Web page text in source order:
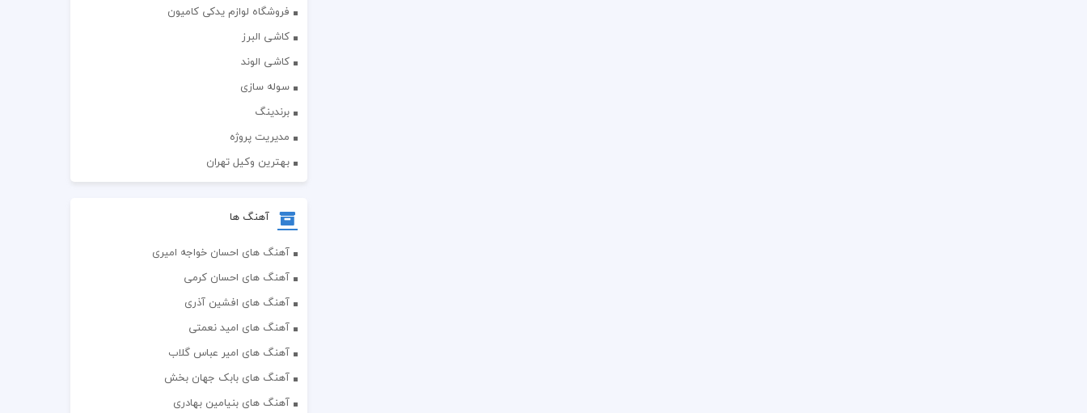
فروشگاه لوازم یدکی کامیون
کاشی البرز
کاشی الوند
سوله سازی
برندینگ
مدیریت پروژه
بهترین وکیل تهران
آهنگ ها
آهنگ های احسان خواجه امیری
آهنگ های احسان کرمی
آهنگ های افشین آذری
آهنگ های امید نعمتی
آهنگ های امیر عباس گلاب
آهنگ های بابک جهان بخش
آهنگ های بنیامین بهادری